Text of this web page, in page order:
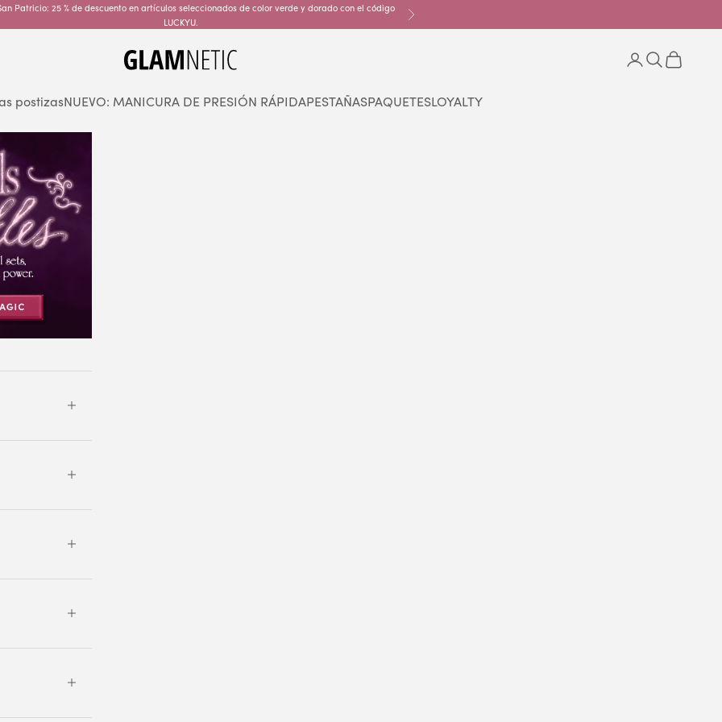
Patricio: 25 % de descuento en artículos seleccionados de color verde y dorado con el código
LUCKYU.
Siguiente
glamnetic
postizasNUEVO: MANICURA DE PRESIÓN RÁPIDAPESTAÑASPAQUETESLOYALTY
Iniciar sesión
Buscar
Cesta